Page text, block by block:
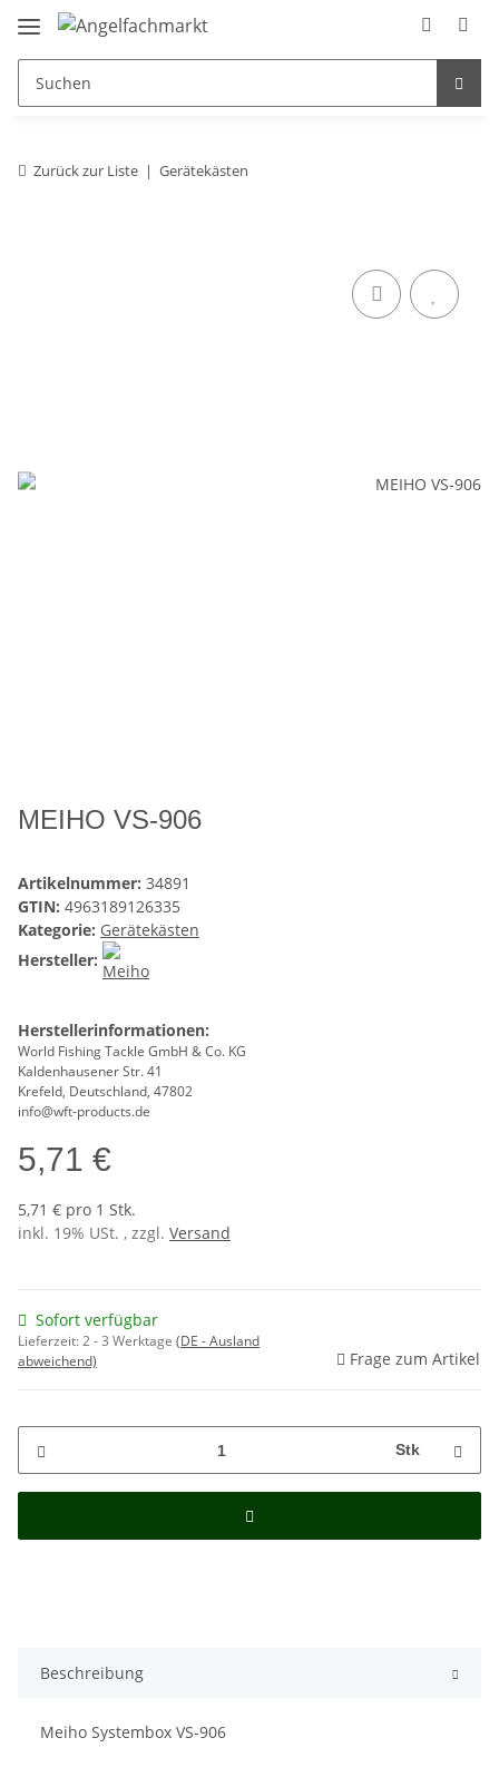
Zurück zur Liste Gerätekästen
MEIHO VS-906
Artikelnummer: 34891
GTIN: 4963189126335
Kategorie: Gerätekästen
Hersteller:
Herstellerinformationen:
World Fishing Tackle GmbH & Co. KG
Kaldenhausener Str. 41
Krefeld, Deutschland, 47802
info@wft-products.de
5,71 €
5,71 € pro 1 Stk.
inkl. 19% USt. , zzgl. Versand
Sofort verfügbar
Lieferzeit:2 - 3 Werktage (DE - Ausland
abweichend)
Frage zum Artikel
Stk
Beschreibung
Meiho Systembox VS-906